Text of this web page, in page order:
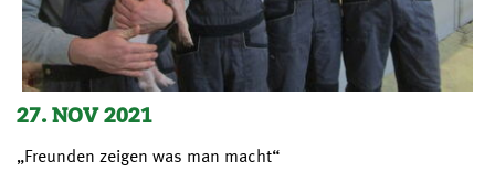
27. NOV 2021
„Freunden zeigen was man macht“